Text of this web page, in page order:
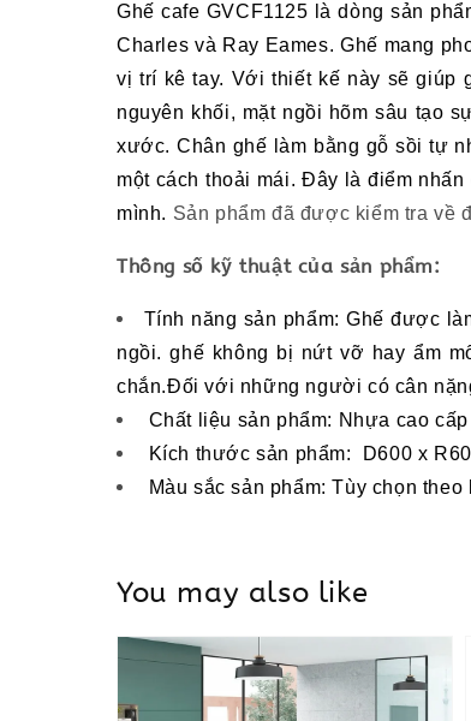
Ghế cafe GVCF1125 là dòng sản
Charles và Ray Eames. Ghế mang
vị trí kê tay. Với thiết kế này sẽ giúp
nguyên khối, mặt ngồi hõm sâu tạo
xước. Chân ghế làm bằng gỗ sồi tự
một cách thoải mái. Đây là điểm nhấn
mình. Sản phẩm đã được kiểm tra về
Thông số kỹ thuật của sản phẩm:
Tính năng sản phẩm:Ghế được
ngồi.ghế không bị nứt vỡ hay ẩm
chắn.Đối với những người có cân
Chất liệu sản phẩm: N hựa cao
Kích thước sản phẩm:
D600 x
Màu sắc sản phẩm:Tùy chọn theo
You may also like